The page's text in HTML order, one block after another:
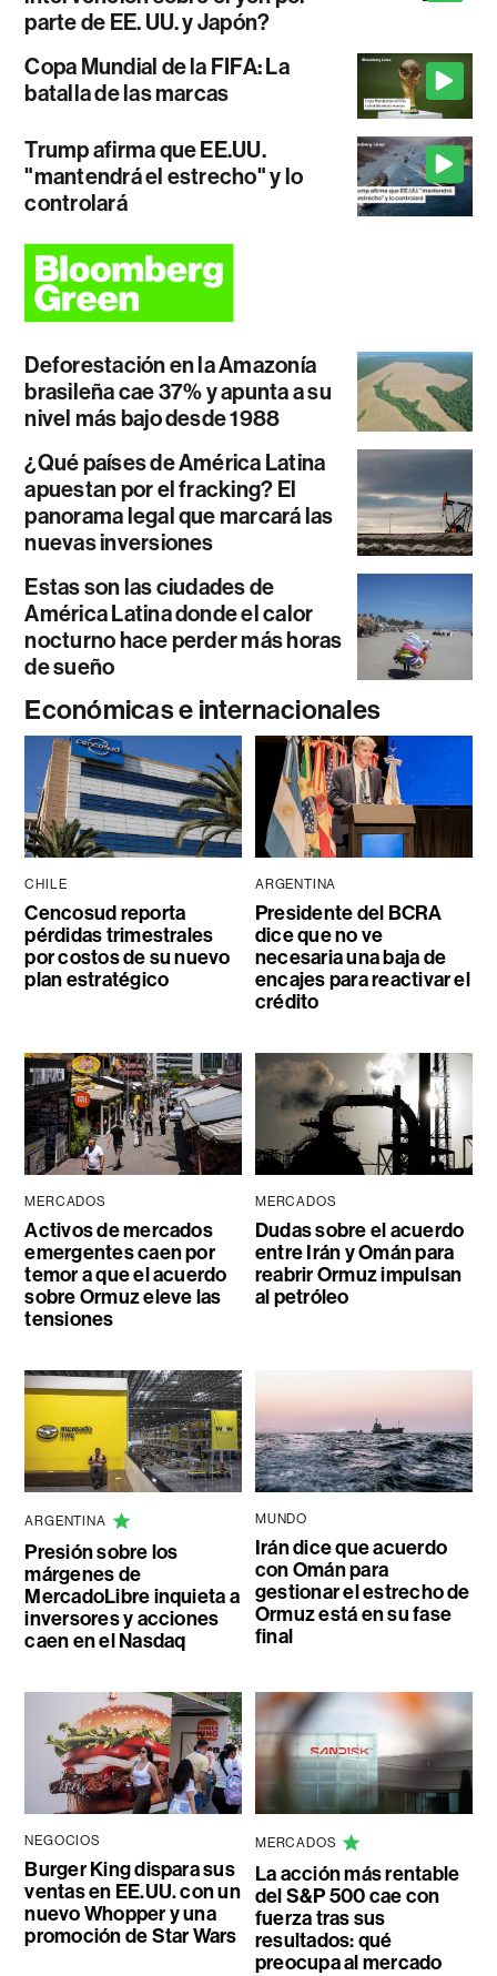
parte de EE. UU. y Japón?
Copa Mundial de la FIFA: La
batalla de las marcas
Trump afirma que EE.UU.
"mantendrá el estrecho" y lo
controlará
Deforestación en la Amazonía
brasileña cae 37% y apunta a su
nivel más bajo desde 1988
¿Qué países de América Latina
apuestan por el fracking? El
panorama legal que marcará las
nuevas inversiones
Estas son las ciudades de
América Latina donde el calor
nocturno hace perder más horas
de sueño
Económicas e internacionales
CHILE
Cencosud reporta
pérdidas trimestrales
por costos de su nuevo
plan estratégico
ARGENTINA
Presidente del BCRA
dice que no ve
necesaria una baja de
encajes para reactivar el
crédito
MERCADOS
Activos de mercados
emergentes caen por
temor a que el acuerdo
sobre Ormuz eleve las
tensiones
MERCADOS
Dudas sobre el acuerdo
entre Irán y Omán para
reabrir Ormuz impulsan
al petróleo
ARGENTINA
Presión sobre los
márgenes de
MercadoLibre inquieta a
inversores y acciones
caen en el Nasdaq
MUNDO
Irán dice que acuerdo
con Omán para
gestionar el estrecho de
Ormuz está en su fase
final
NEGOCIOS
Burger King dispara sus
ventas en EE.UU. con un
nuevo Whopper y una
promoción de Star Wars
MERCADOS
La acción más rentable
del S&P 500 cae con
fuerza tras sus
resultados: qué
preocupa al mercado